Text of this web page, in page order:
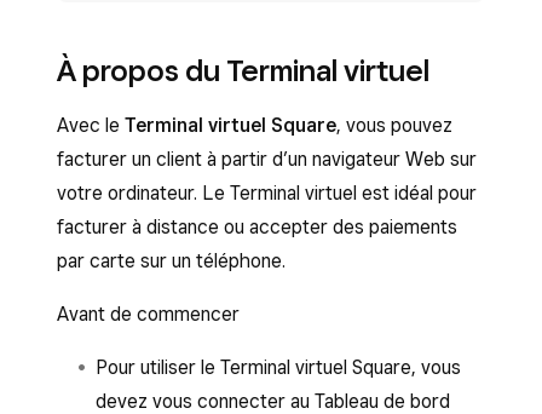
À propos du Terminal virtuel
Avec le Terminal virtuel Square, vous pouvez
facturer un client à partir d’un navigateur Web sur
votre ordinateur. Le Terminal virtuel est idéal pour
facturer à distance ou accepter des paiements
par carte sur un téléphone.
Avant de commencer
Pour utiliser le Terminal virtuel Square, vous
devez vous connecter au Tableau de bord